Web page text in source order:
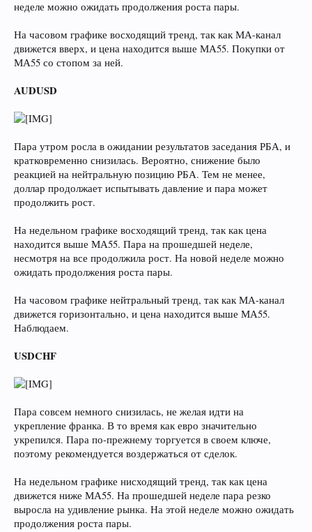
неделе можно ожидать продолжения роста пары.
На часовом графике восходящий тренд, так как МА-канал
движется вверх, и цена находится выше МА55. Покупки от
МА55 со стопом за ней.
AUDUSD
Пара утром росла в ожидании результатов заседания РБА, и
кратковременно снизилась. Вероятно, снижение было
реакцией на нейтральную позицию РБА. Тем не менее,
доллар продолжает испытывать давление и пара может
продолжить рост.
На недельном графике восходящий тренд, так как цена
находится выше МА55. Пара на прошедшей неделе,
несмотря на все продолжила рост. На новой неделе можно
ожидать продолжения роста пары.
На часовом графике нейтральный тренд, так как МА-канал
движется горизонтально, и цена находится выше МА55.
Наблюдаем.
USDCHF
Пара совсем немного снизилась, не желая идти на
укрепление франка. В то время как евро значительно
укрепился. Пара по-прежнему торгуется в своем ключе,
поэтому рекомендуется воздержаться от сделок.
На недельном графике нисходящий тренд, так как цена
движется ниже МА55. На прошедшей неделе пара резко
выросла на удивление рынка. На этой неделе можно ожидать
продолжения роста пары.